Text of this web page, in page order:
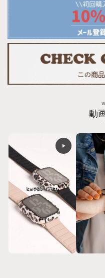
Leopard
Apple
Apple
Watch
Band
Leopard
Apple
動